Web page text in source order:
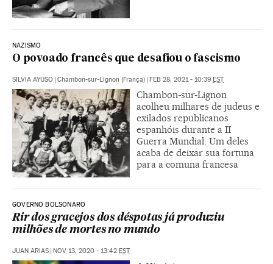
NAZISMO
O povoado francês que desafiou o fascismo
SILVIA AYUSO | Chambon-sur-Lignon (França) | FEB 28, 2021 - 10:39 EST
Chambon-sur-Lignon
acolheu milhares de judeus e
exilados republicanos
espanhóis durante a II
Guerra Mundial. Um deles
acaba de deixar sua fortuna
para a comuna francesa
GOVERNO BOLSONARO
Rir dos gracejos dos déspotas já produziu
milhões de mortes no mundo
JUAN ARIAS | NOV 13, 2020 - 13:42 EST